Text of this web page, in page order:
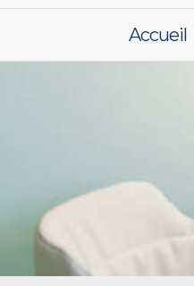
Accueil